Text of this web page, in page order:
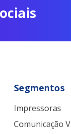
Segmentos
Impressoras
Comunicação